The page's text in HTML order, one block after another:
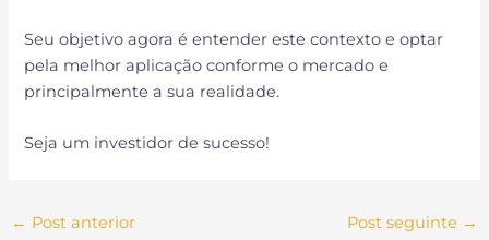
Seu objetivo agora é entender este contexto e optar
pela melhor aplicação conforme o mercado e
principalmente a sua realidade.
Seja um investidor de sucesso!
← Post anterior Post seguinte →